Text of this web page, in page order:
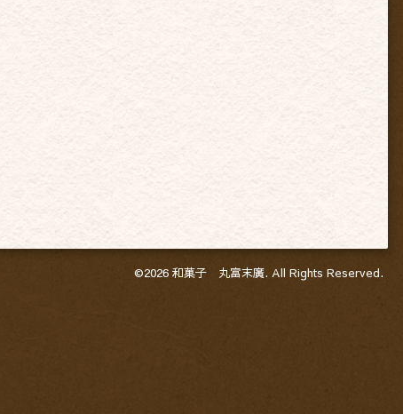
©2026 和菓子 丸富末廣. All Rights Reserved.